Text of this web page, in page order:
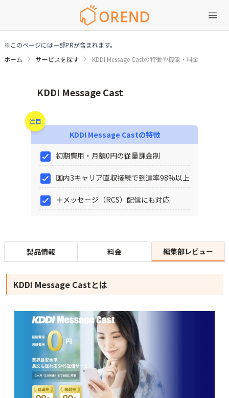
※このページには一部PRが含まれます。
ホーム
サービスを探す KDDI Message Castの特徴や機能・料金
KDDI Message Cast
注目
KDDI Message Castの特徴
初期費用・月額0円の従量課金制
国内3キャリア直収接続で到達率98%以上
＋メッセージ（RCS）配信にも対応
製品情報 料金 編集部レビュー
KDDI Message Castとは